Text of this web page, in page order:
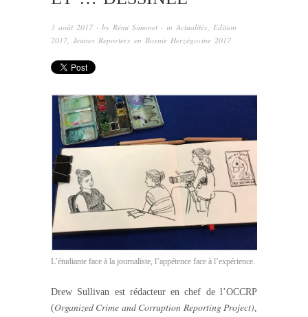
3 août 2017 · by Rémi Simonet · in Actualités
Edition
2017 Jeunes Reporters en Bosnie Herzégovine 2017
L’étudiante face à la journaliste, l’appétence face à l’expérience.
Drew Sullivan est rédacteur en chef de l’OCCRP
(Organized Crime and Corruption Reporting Project),